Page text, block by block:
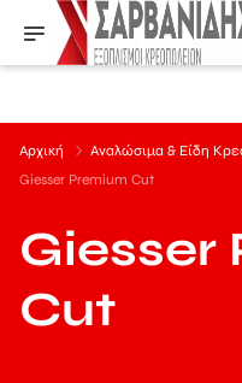
Giesser
Cut
Αρχική Αναλώσιμα & Είδη
Giesser Premium Cut